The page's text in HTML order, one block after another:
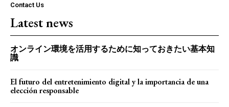
Contact Us
Latest news
オンライン環境を活用するために知っておきたい基本知
識
El futuro del entretenimiento digital y la importancia de una
elección responsable